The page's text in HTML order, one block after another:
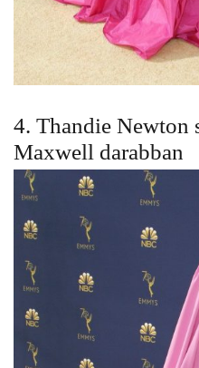
4. Thandie Newton
Maxwell darabban